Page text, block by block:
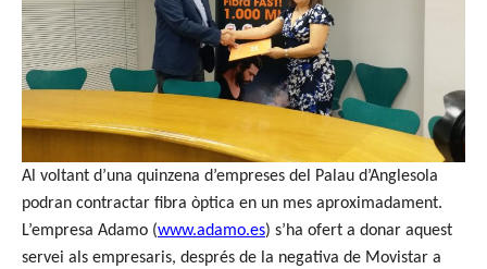
Al voltant d’una quinzena d’empreses del Palau d’Anglesola
podran contractar fibra òptica en un mes aproximadament.
L’empresa Adamo (www.adamo.es) s’ha ofert a donar aquest
servei als empresaris, després de la negativa de Movistar a